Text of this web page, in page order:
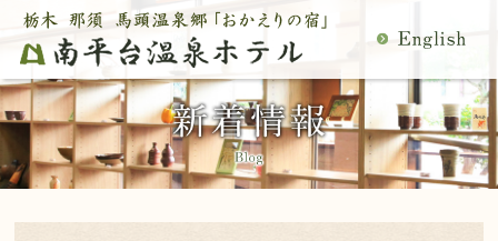
MENU
閉
じ
る
温泉
客室 館内施設
空室検索